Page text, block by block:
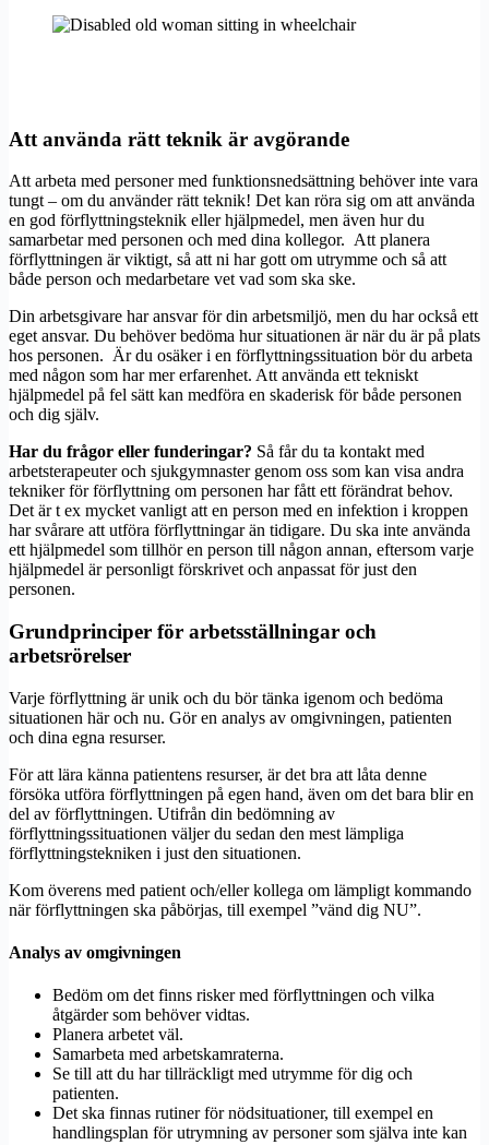
Att använda rätt teknik är avgörande
Att arbeta med personer med funktionsnedsättning behöver inte vara
tungt – om du använder rätt teknik! Det kan röra sig om att använda
en god förflyttningsteknik eller hjälpmedel, men även hur du
samarbetar med personen och med dina kollegor. Att planera
förflyttningen är viktigt, så att ni har gott om utrymme och så att
både person och medarbetare vet vad som ska ske.
Din arbetsgivare har ansvar för din arbetsmiljö, men du har också ett
eget ansvar. Du behöver bedöma hur situationen är när du är på plats
hos personen. Är du osäker i en förflyttningssituation bör du arbeta
med någon som har mer erfarenhet. Att använda ett tekniskt
hjälpmedel på fel sätt kan medföra en skaderisk för både personen
och dig själv.
Har du frågor eller funderingar? Så får du ta kontakt med
arbetsterapeuter och sjukgymnaster genom oss som kan visa andra
tekniker för förflyttning om personen har fått ett förändrat behov.
Det är t ex mycket vanligt att en person med en infektion i kroppen
har svårare att utföra förflyttningar än tidigare. Du ska inte använda
ett hjälpmedel som tillhör en person till någon annan, eftersom varje
hjälpmedel är personligt förskrivet och anpassat för just den
personen.
Grundprinciper för arbetsställningar och
arbetsrörelser
Varje förflyttning är unik och du bör tänka igenom och bedöma
situationen här och nu. Gör en analys av omgivningen, patienten
och dina egna resurser.
För att lära känna patientens resurser, är det bra att låta denne
försöka utföra förflyttningen på egen hand, även om det bara blir en
del av förflyttningen. Utifrån din bedömning av
förflyttningssituationen väljer du sedan den mest lämpliga
förflyttningstekniken i just den situationen.
Kom överens med patient och/eller kollega om lämpligt kommando
när förflyttningen ska påbörjas, till exempel ”vänd dig NU”.
Analys av omgivningen
Bedöm om det finns risker med förflyttningen och vilka
åtgärder som behöver vidtas.
Planera arbetet väl.
Samarbeta med arbetskamraterna.
Se till att du har tillräckligt med utrymme för dig och
patienten.
Det ska finnas rutiner för nödsituationer, till exempel en
handlingsplan för utrymning av personer som själva inte kan